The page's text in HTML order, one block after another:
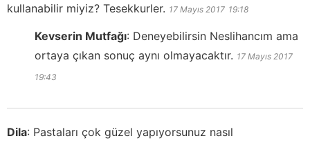
kullanabilir miyiz? Tesekkurler. 17 Mayıs 2017 19:18
Kevserin Mutfağı: Deneyebilirsin Neslihancım ama
ortaya çıkan sonuç aynı olmayacaktır. 17 Mayıs 2017
19:43
Dila: Pastaları çok güzel yapıyorsunuz nasıl